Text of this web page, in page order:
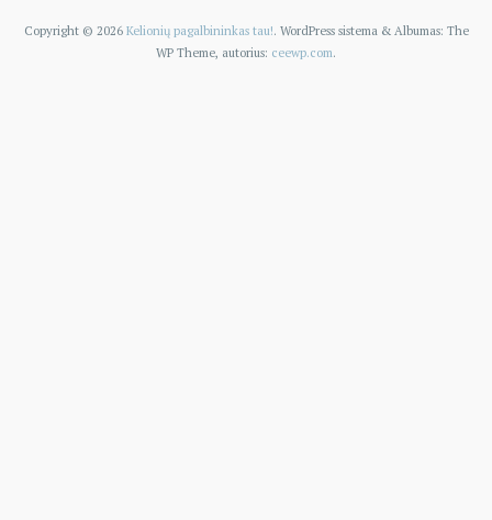
Copyright © 2026 Kelionių pagalbininkas tau!. WordPress sistema & Albumas: The
WP Theme, autorius: ceewp.com.